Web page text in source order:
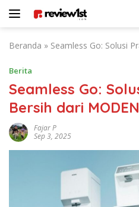
Beranda » Seamless Go: Solusi
Berita
Seamless Go:
Bersih dari
Fajar P
Sep 3, 2025